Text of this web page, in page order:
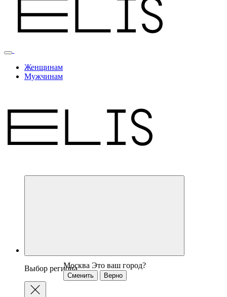
Женщинам
Мужчинам
Выбор региона
Москва Это ваш город?
Сменить Верно